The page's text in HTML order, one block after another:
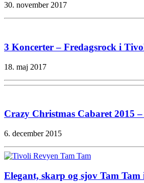
30. november 2017
3 Koncerter – Fredagsrock i
18. maj 2017
Crazy Christmas Cabaret 2015
6. december 2015
Elegant, skarp og sjov Tam